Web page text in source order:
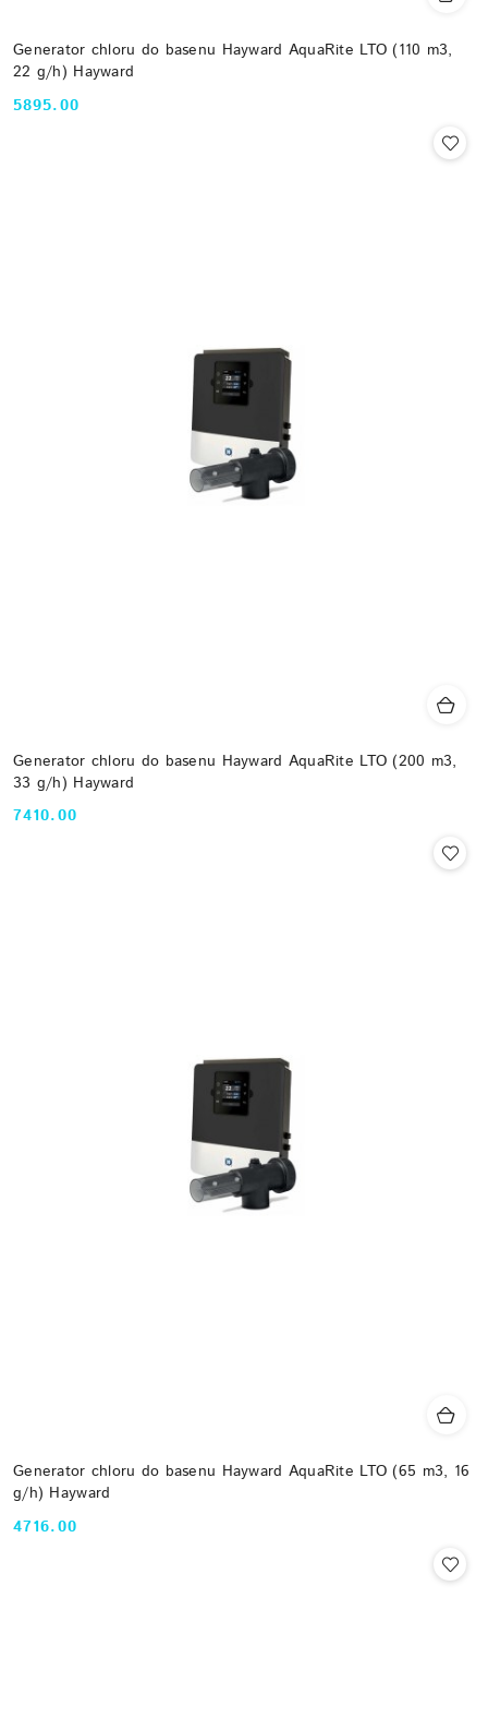
Generator chloru do basenu Hayward AquaRite LTO (110 m3,
22 g/h) Hayward
Cena:
5895.00
Generator chloru do basenu Hayward AquaRite LTO (200 m3,
33 g/h) Hayward
Cena:
7410.00
Generator chloru do basenu Hayward AquaRite LTO (65 m3, 16
g/h) Hayward
Cena:
4716.00